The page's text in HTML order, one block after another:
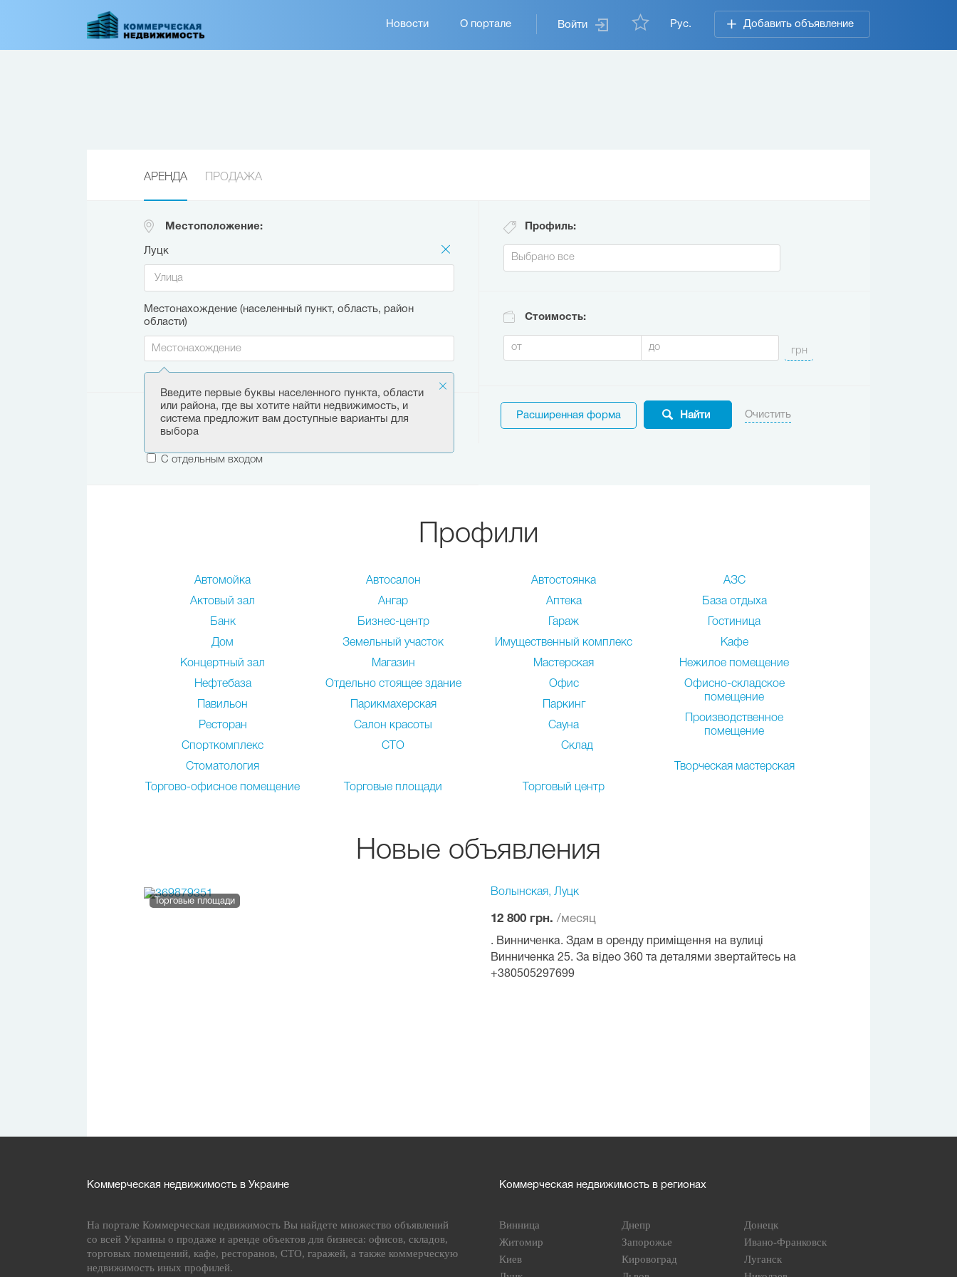
Войти Рус. Добавить объявление
Основная
навигация
Новости О портале
АРЕНДА ПРОДАЖА
Местоположение:
Луцк
Местонахождение (населенный пункт, область, район
области)
Введите первые буквы населенного пункта, области
или района, где вы хотите найти недвижимость, и
система предложит вам доступные варианты для
выбора
Этаж:
С отдельным входом
Профиль:
Стоимость:
Расширенная форма
Профили
Автомойка Автосалон Автостоянка АЗС
Актовый зал Ангар Аптека База отдыха
Банк Бизнес-центр Гараж Гостиница
Дом Земельный участок Имущественный комплекс Кафе
Концертный зал Магазин Мастерская Нежилое помещение
Нефтебаза Отдельно стоящее здание Офис
Офисно-складское
помещение
Павильон Парикмахерская
Паркинг
Производственное
помещение
Ресторан Салон красоты Сауна
Склад
Спорткомплекс СТО
Стоматология Творческая мастерская
Торгово-офисное помещение Торговые площади Торговый центр
Новые объявления
Торговые площади
Волынская, Луцк
12 800 грн./месяц
. Винниченка. Здам в оренду приміщення на вулиці
Винниченка 25. За відео 360 та деталями звертайтесь на
+380505297699
Коммерческая недвижимость в Украине
На портале Коммерческая недвижимость Вы найдете множество объявлений
со всей Украины о продаже и аренде объектов для бизнеса: офисов, складов,
торговых помещений, кафе, ресторанов, СТО, гаражей, а также коммерческую
недвижимость иных профилей.
Коммерческая недвижимость в регионах
Винница Днепр
Донецк
Житомир
Запорожье
Ивано-Франковск
Киев
Кировоград
Луганск